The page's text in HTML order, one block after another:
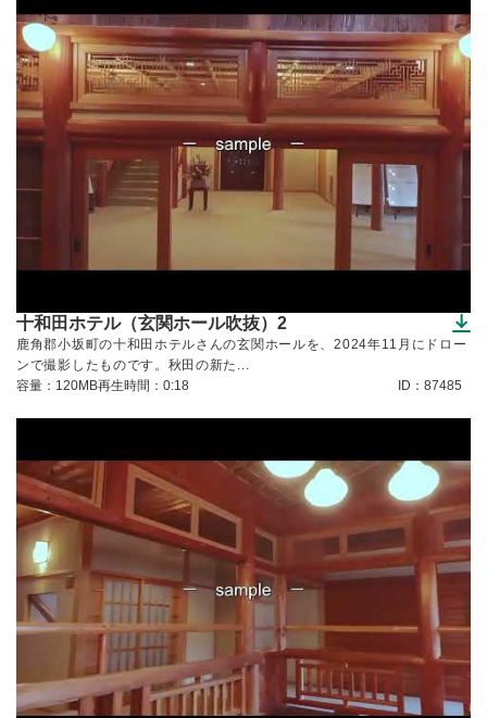
十和田ホテル（玄関ホール吹抜）2
（ダウンロードできます）
鹿角郡小坂町の十和田ホテルさんの玄関ホールを、2024年11月にドロー
ンで撮影したものです。秋田の新た...
容量：120MB再生時間：0:18 ID：87485